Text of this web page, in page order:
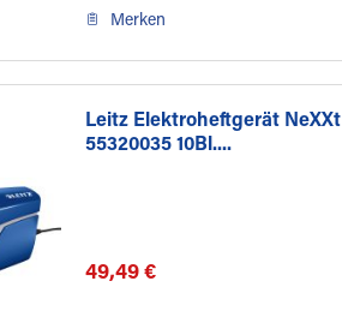
Merken
Leitz Elektroheftgerät NeXXt
55320035 10Bl....
49,49 €